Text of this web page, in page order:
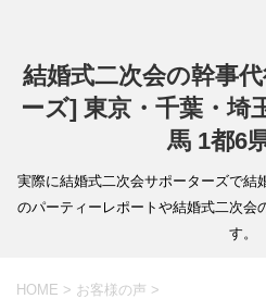
結婚式二次会の幹事
ーズ] 東京・千葉・埼
馬 1都6
実際に結婚式二次会サポーターズで結
のパーティーレポートや結婚式二次会
す。
HOME > お客様の声 >